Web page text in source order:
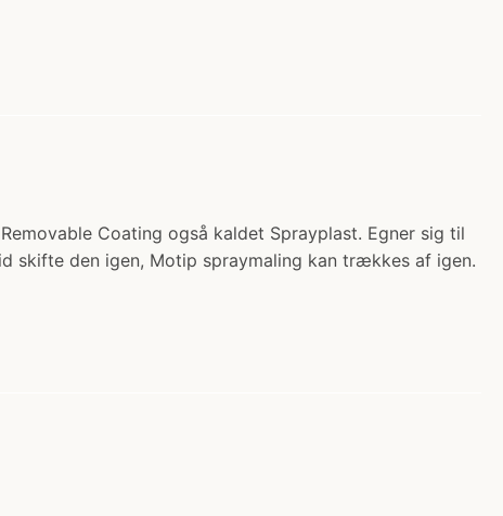
Coating også kaldet Sprayplast. Egner sig til
skifte den igen, Motip spraymaling kan trækkes af igen.